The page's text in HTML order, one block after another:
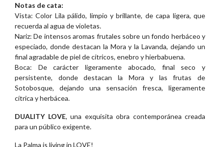
Notas de cata:
Vista: Color Lila pálido, limpio y brillante, de capa ligera, que
recuerda al agua de violetas.
Nariz: De intensos aromas frutales sobre un fondo herbáceo y
especiado, donde destacan la Mora y la Lavanda, dejando un
final agradable de piel de cítricos, enebro y hierbabuena.
Boca: De carácter ligeramente abocado, final seco y
persistente, donde destacan la Mora y las frutas de
Sotobosque, dejando una sensación fresca, ligeramente
cítrica y herbácea.
DUALITY LOVE, una exquisita obra contemporánea creada
para un público exigente.
La Palma is living in LOVE!